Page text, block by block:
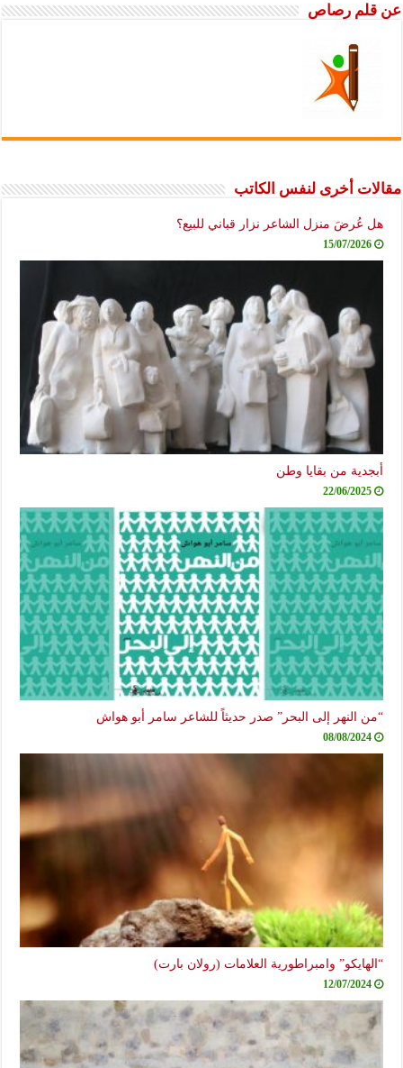
عن قلم رصاص
مقالات أخرى لنفس الكاتب
هل عُرضَ منزل الشاعر نزار قباني للبيع؟
15/07/2026
أبجدية من بقايا وطن
22/06/2025
“من النهر إلى البحر” صدر حديثاً للشاعر سامر أبو هواش
08/08/2024
“الهايكو” وامبراطورية العلامات (رولان بارت)
12/07/2024